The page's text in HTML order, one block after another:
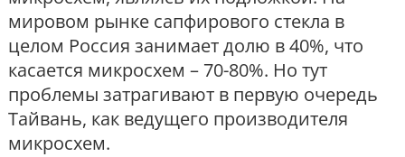
мировом рынке сапфирового стекла в
целом Россия занимает долю в 40%, что
касается микросхем – 70-80%. Но тут
проблемы затрагивают в первую очередь
Тайвань, как ведущего производителя
микросхем.